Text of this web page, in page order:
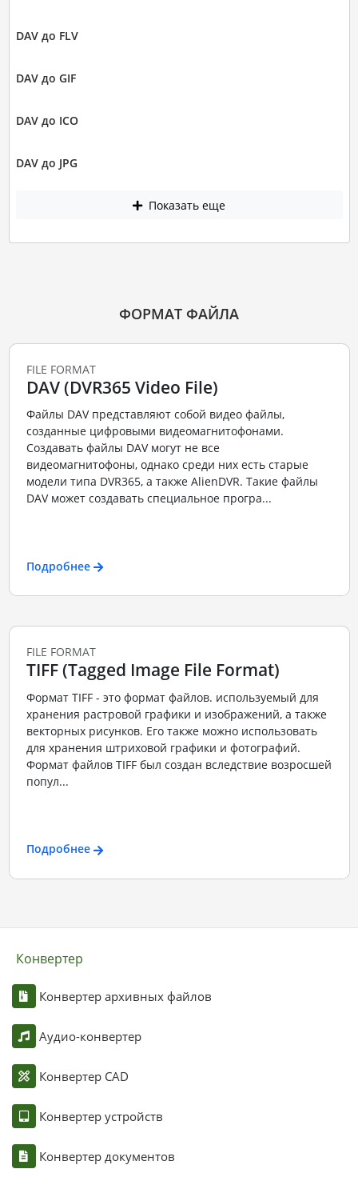
DAV до FLV
DAV до GIF
DAV до ICO
DAV до JPG
Показать еще
ФОРМАТ ФАЙЛА
FILE FORMAT
DAV (DVR365 Video File)
Файлы DAV представляют собой видео файлы,
созданные цифровыми видеомагнитофонами.
Создавать файлы DAV могут не все
видеомагнитофоны, однако среди них есть старые
модели типа DVR365, а также AlienDVR. Такие файлы
DAV может создавать специальное програ...
Подробнее
FILE FORMAT
TIFF (Tagged Image File Format)
Формат TIFF - это формат файлов. используемый для
хранения растровой графики и изображений, а также
векторных рисунков. Его также можно использовать
для хранения штриховой графики и фотографий.
Формат файлов TIFF был создан вследствие возросшей
попул...
Подробнее
Конвертер
Конвертер архивных файлов
Аудио-конвертер
Конвертер CAD
Конвертер устройств
Конвертер документов